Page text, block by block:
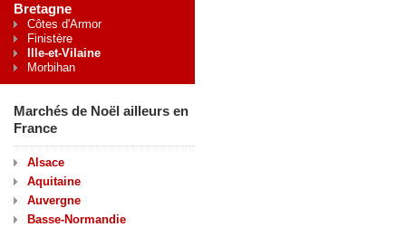
Bretagne
Côtes d'Armor
Finistère
Ille-et-Vilaine
Morbihan
Marchés de Noël ailleurs en
France
Alsace
Aquitaine
Auvergne
Basse-Normandie